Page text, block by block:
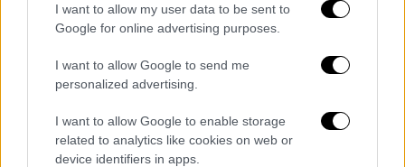
I want to allow my user data to be sent to
Google for online advertising purposes.
I want to allow Google to send me
personalized advertising.
I want to allow Google to enable storage
related to analytics like cookies on web or
device identifiers in apps.
τα καταφέρουν. Έτσι λοιπόν με ιδιαίτερη
χαρά και τιμή σας προσκαλώ αύριο, Πέμπτη,
18:30 στον κινηματογράφο Ολύμπιον στην
πλατεία Αριστοτέλους, στην αγαπημένη μας
Θεσσαλονίκη, να γίνουμε όλοι μια αγκαλιά
και να δώσουμε το πιο δυνατό μήνυμα
πραγματικής ελπίδας για μια νέα αρχή».